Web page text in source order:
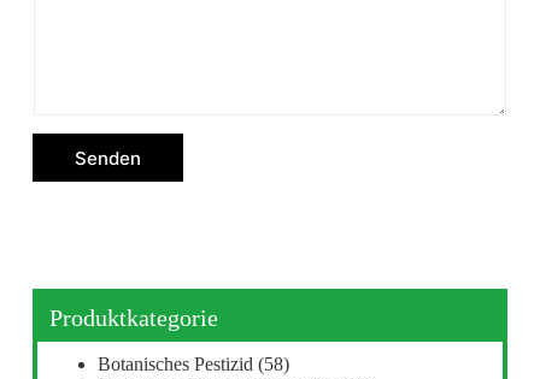
Senden
Produktkategorie
Botanisches Pestizid (58)